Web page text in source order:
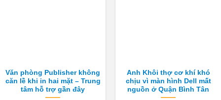
Văn phòng Publisher không
căn lề khi in hai mặt – Trung
tâm hỗ trợ gần đây
Anh Khôi thợ cơ khí khó
chịu vì màn hình Dell mất
nguồn ở Quận Bình Tân